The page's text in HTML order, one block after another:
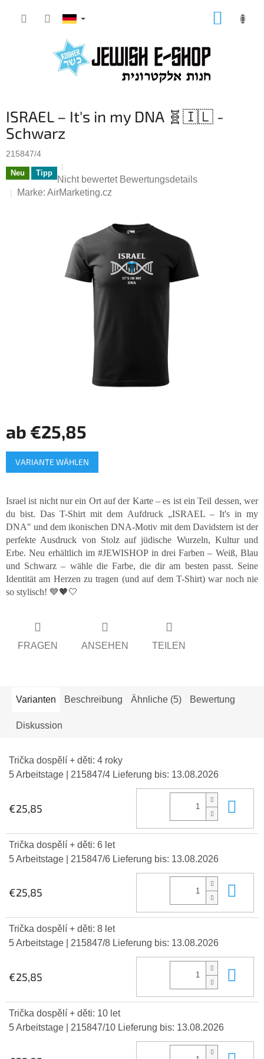
Inhalt
ISRAEL – It's in my DNA 🧬🇮🇱 -
Schwarz
215847/4
Neu Tipp
Die
durchschnittliche
Sternen.
Nicht bewertet Bewertungsdetails
Marke: AirMarketing.cz
ab €25,85
Verkaufspreis:
VARIANTE WÄHLEN
Israel ist nicht nur ein Ort auf der Karte – es ist ein Teil dessen, wer
du bist. Das T-Shirt mit dem Aufdruck „ISRAEL – It's in my
DNA" und dem ikonischen DNA-Motiv mit dem Davidstern ist der
perfekte Ausdruck von Stolz auf jüdische Wurzeln, Kultur und
Erbe. Neu erhältlich im #JEWISHOP in drei Farben – Weiß, Blau
und Schwarz – wähle die Farbe, die dir am besten passt. Seine
Identität am Herzen zu tragen (und auf dem T-Shirt) war noch nie
so stylisch! 💙🖤🤍
FRAGEN ANSEHEN TEILEN
Varianten Beschreibung Ähnliche (5) Bewertung
Diskussion
Trička dospělí + děti: 4 roky
5 Arbeitstage
| 215847/4 Lieferung bis: 13.08.2026
€25,85
Trička dospělí + děti: 6 let
5 Arbeitstage
| 215847/6 Lieferung bis: 13.08.2026
€25,85
Trička dospělí + děti: 8 let
5 Arbeitstage
| 215847/8 Lieferung bis: 13.08.2026
€25,85
Trička dospělí + děti: 10 let
5 Arbeitstage
| 215847/10 Lieferung bis: 13.08.2026